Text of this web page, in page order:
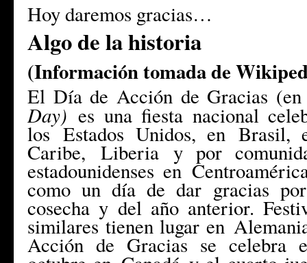
Hoy daremos gracias…
Algo de la historia
(Información tomada de
El Día de Acción de Gracias
Day) es una fiesta nacional
losEstados Unidos, en Brasil,
Caribe, Liberiay por
estadounidenses en
como un día de dar gracias
cosecha y del año anterior.
similares tienen lugar en
Acción de Gracias se celebra